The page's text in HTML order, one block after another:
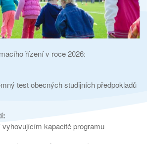
řízení v roce 2026:
test obecných studijních předpokladů
kapacitě programu